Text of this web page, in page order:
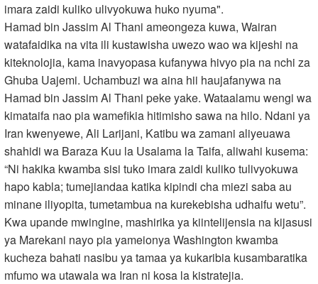
imara zaidi kuliko ulivyokuwa huko nyuma".
Hamad bin Jassim Al Thani ameongeza kuwa, Wairan
watafaidika na vita ili kustawisha uwezo wao wa kijeshi na
kiteknolojia, kama inavyopasa kufanywa hivyo pia na nchi za
Ghuba Uajemi. Uchambuzi wa aina hii haujafanywa na
Hamad bin Jassim Al Thani peke yake. Wataalamu wengi wa
kimataifa nao pia wamefikia hitimisho sawa na hilo. Ndani ya
Iran kwenyewe, Ali Larijani, Katibu wa zamani aliyeuawa
shahidi wa Baraza Kuu la Usalama la Taifa, aliwahi kusema:
“Ni hakika kwamba sisi tuko imara zaidi kuliko tulivyokuwa
hapo kabla; tumejiandaa katika kipindi cha miezi saba au
minane iliyopita, tumetambua na kurekebisha udhaifu wetu”.
Kwa upande mwingine, mashirika ya kiintelijensia na kijasusi
ya Marekani nayo pia yameionya Washington kwamba
kucheza bahati nasibu ya tamaa ya kukaribia kusambaratika
mfumo wa utawala wa Iran ni kosa la kistratejia.